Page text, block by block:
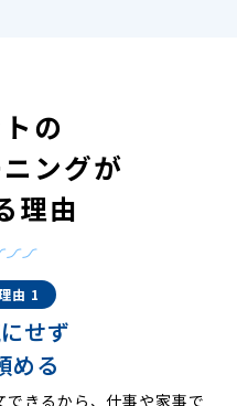
の
ングが
理由
由 1
せず
める
きるから、仕事や家事で